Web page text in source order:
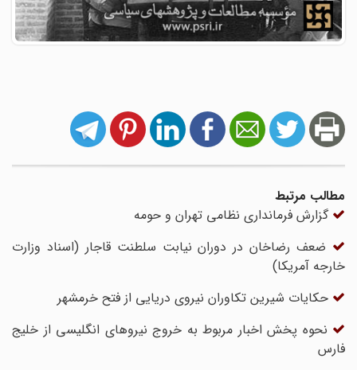
مطالب مرتبط
گزارش فرماندارى نظامى تهران و حومه
ضعف رضاخان در دوران نیابت سلطنت قاجار (اسناد وزارت
خارجه آمریکا)
حکایات شیرین تکاوران نیروی دریایی از فتح خرمشهر
نحوه پخش اخبار مربوط به خروج نیروهای انگلیسی از خلیج
فارس